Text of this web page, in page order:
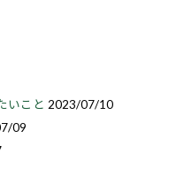
いこと 2023/07/10
09